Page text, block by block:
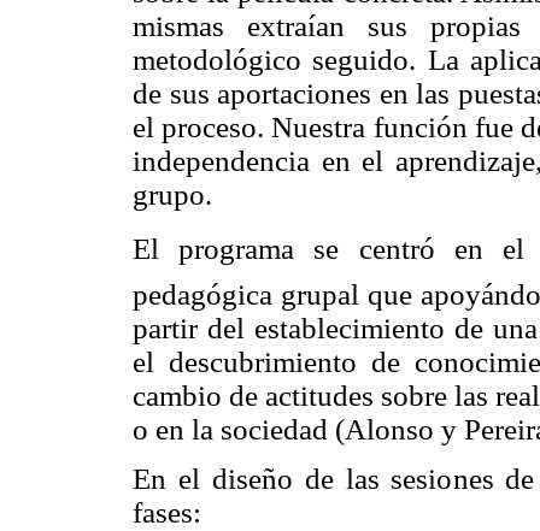
mismas extraían sus
metodológico seguido. La
de sus aportaciones en las
el proceso. Nuestra función fue
independencia en el
grupo.
El programa se centró en el
pedagógica grupal que
partir del establecimiento de
el descubrimiento de
cambio de actitudes sobre las
o en la sociedad (Alonso y
En el diseño de las sesiones
fases: